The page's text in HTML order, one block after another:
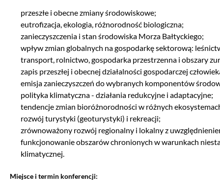
przeszłe i obecne zmiany środowiskowe;
eutrofizacja, ekologia, różnorodność biologiczna;
zanieczyszczenia i stan środowiska Morza Bałtyckiego;
wpływ zmian globalnych na gospodarkę sektorową:
transport, rolnictwo, gospodarka przestrzenna i obszary
zapis przeszłej i obecnej działalności gospodarczej
emisja zanieczyszczeń do wybranych komponentów
polityka klimatyczna - działania redukcyjne i adaptacyjne;
tendencje zmian bioróżnorodności w różnych
rozwój turystyki (geoturystyki) i rekreacji;
zrównoważony rozwój regionalny i lokalny z
funkcjonowanie obszarów chronionych w warunkach
klimatycznej.
Miejsce i termin konferencji: